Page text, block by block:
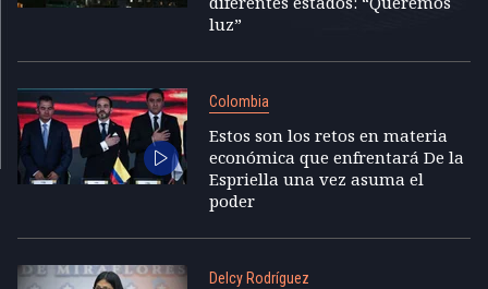
luz”
Colombia
Estos son los retos en materia
económica que enfrentará De la
Espriella una vez asuma el
poder
Delcy Rodríguez